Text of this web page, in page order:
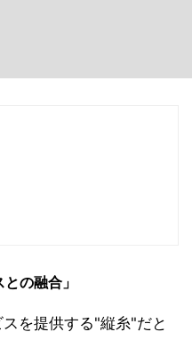
の融合」
を提供する"縦糸"だと